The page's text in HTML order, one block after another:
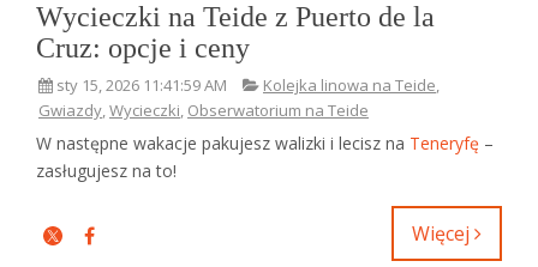
Wycieczki na Teide z Puerto de la
Cruz: opcje i ceny
sty 15, 2026 11:41:59 AM Kolejka linowa na Teide,
Gwiazdy,Wycieczki, Obserwatorium na Teide
W następne wakacje pakujesz walizki i lecisz na Teneryfę –
zasługujesz na to!
Więcej